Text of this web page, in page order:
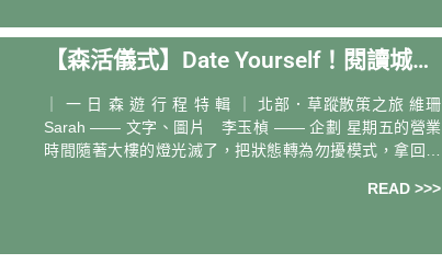
【森活儀式】Date Yourself！閱讀城市
氣味，讓緩慢滲進生活 — 森活家 維珊S
arah
｜ 一 日 森 遊 行 程 特 輯 ｜ 北部．草蹤散策之旅 維珊
Sarah —— 文字、圖片 李玉楨 —— 企劃 星期五的營業
時間隨著大樓的燈光滅了，把狀態轉為勿擾模式，拿回自
READ >>>